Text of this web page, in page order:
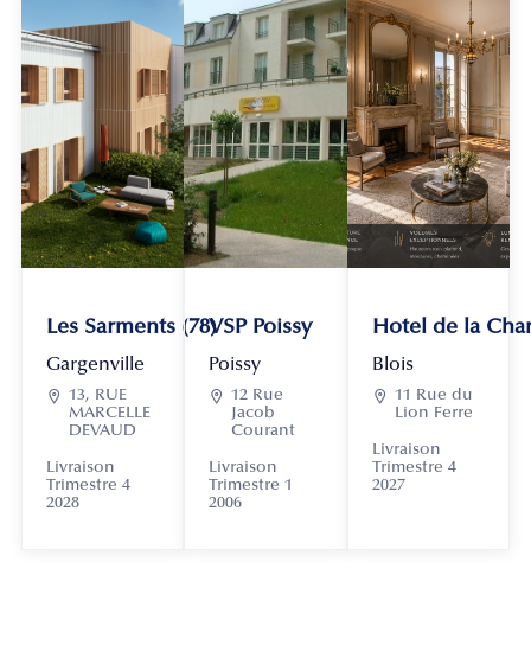
Les Sarments (78)
Gargenville
 13, RUE
MARCELLE
DEVAUD
Livraison
Trimestre 4
2028
VSP Poissy
Poissy
 12 Rue
Jacob
Courant
Livraison
Trimestre 1
2006
Hotel de la
Blois
 11 Rue du
Lion Ferre
Livraison
Trimestre 4
2027